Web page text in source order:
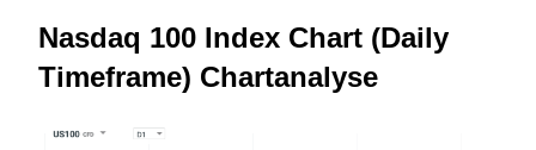
Nasdaq 100 Index Chart (Daily
Timeframe) Chartanalyse